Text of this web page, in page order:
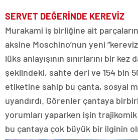
SERVET DEĞERİNDE KEREVİZ
Murakami iş birliğine ait
aksine Moschino’nun yeni
lüks anlayışının sınırlarını bir
şeklindeki, sahte deri ve 154 bin
etiketine sahip bu çanta, sosyal
uyandırdı. Görenler çantaya
yorumları yaparken işin trajikomik
bu çantaya çok büyük bir ilginin